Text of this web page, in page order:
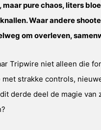
pure chaos, liters
Waar andere
om overleven,
Tripwire niet alleen die
strakke controls,
derde deel de magie